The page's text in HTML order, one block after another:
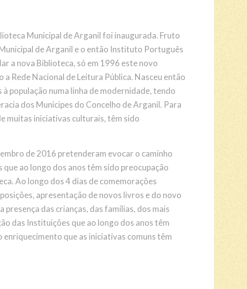
Municipal de Arganil foi inaugurada. Fruto
de Arganil e o então Instituto Português
a nova Biblioteca, só em 1996 este novo
Rede Nacional de Leitura Pública. Nasceu então
população numa linha de modernidade, tendo
dos Munícipes do Concelho de Arganil. Para
muitas iniciativas culturais, têm sido
de 2016 pretenderam evocar o caminho
ao longo dos anos têm sido preocupação
Ao longo dos 4 dias de comemorações
apresentação de novos livros e do novo
das crianças, das famílias, dos mais
das Instituições que ao longo dos anos têm
que as iniciativas comuns têm